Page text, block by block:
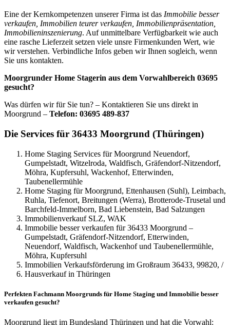
Eine der Kernkompetenzen unserer Firma ist das Immobilie besser
verkaufen, Immobilien teurer verkaufen, Immobilienpräsentation,
Immobilieninszenierung. Auf unmittelbare Verfügbarkeit wie auch
eine rasche Lieferzeit setzen viele unsre Firmenkunden Wert, wie
wir verstehen. Verbindliche Infos geben wir Ihnen sogleich, wenn
Sie uns kontakten.
Moorgrunder Home Stagerin aus dem Vorwahlbereich 03695
gesucht?
Was dürfen wir für Sie tun? – Kontaktieren Sie uns direkt in
Moorgrund – Telefon: 03695 489-837
Die Services für 36433 Moorgrund (Thüringen)
Home Staging Services für Moorgrund Neuendorf,
Gumpelstadt, Witzelroda, Waldfisch, Gräfendorf-Nitzendorf,
Möhra, Kupfersuhl, Wackenhof, Etterwinden,
Taubenellermühle
Home Staging für Moorgrund, Ettenhausen (Suhl), Leimbach,
Ruhla, Tiefenort, Breitungen (Werra), Brotterode-Trusetal und
Barchfeld-Immelborn, Bad Liebenstein, Bad Salzungen
Immobilienverkauf SLZ, WAK
Immobilie besser verkaufen für 36433 Moorgrund –
Gumpelstadt, Gräfendorf-Nitzendorf, Etterwinden,
Neuendorf, Waldfisch, Wackenhof und Taubenellermühle,
Möhra, Kupfersuhl
Immobilien Verkaufsförderung im Großraum 36433, 99820, /
Hausverkauf in Thüringen
Perfekten Fachmann Moorgrunds für Home Staging und Immobilie besser
verkaufen gesucht?
Moorgrund liegt im Bundesland Thüringen und hat die Vorwahl: